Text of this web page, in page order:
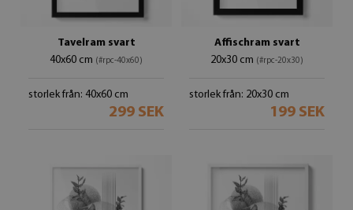
Tavelram svart
40x60 cm (#rpc-40x60)
storlek från: 40x60 cm
299 SEK
Affischram svart
20x30 cm (#rpc-20x30)
storlek från: 20x30 cm
199 SEK